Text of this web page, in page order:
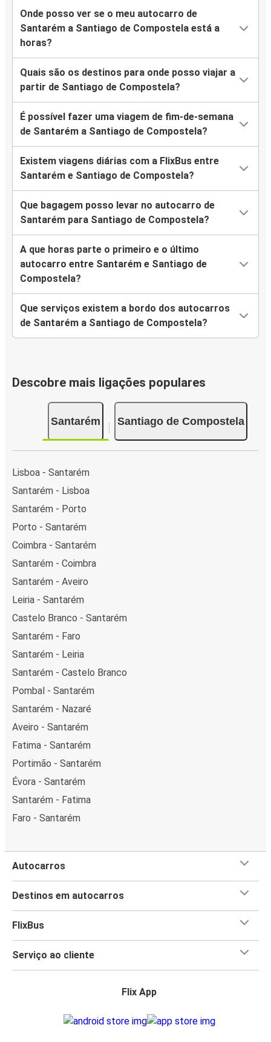
Onde posso ver se o meu autocarro de
Santarém a Santiago de Compostela está a
horas?
Quais são os destinos para onde posso viajar a
partir de Santiago de Compostela?
É possível fazer uma viagem de fim-de-semana
de Santarém a Santiago de Compostela?
Existem viagens diárias com a FlixBus entre
Santarém e Santiago de Compostela?
Que bagagem posso levar no autocarro de
Santarém para Santiago de Compostela?
A que horas parte o primeiro e o último
autocarro entre Santarém e Santiago de
Compostela?
Que serviços existem a bordo dos autocarros
de Santarém a Santiago de Compostela?
Descobre mais ligações populares
Santarém Santiago de Compostela
Lisboa - Santarém
Santarém - Lisboa
Santarém - Porto
Porto - Santarém
Coimbra - Santarém
Santarém - Coimbra
Santarém - Aveiro
Leiria - Santarém
Castelo Branco - Santarém
Santarém - Faro
Santarém - Leiria
Santarém - Castelo Branco
Pombal - Santarém
Santarém - Nazaré
Aveiro - Santarém
Fatima - Santarém
Portimão - Santarém
Évora - Santarém
Santarém - Fatima
Faro - Santarém
Autocarros
Destinos em autocarros
FlixBus
Serviço ao cliente
Flix App